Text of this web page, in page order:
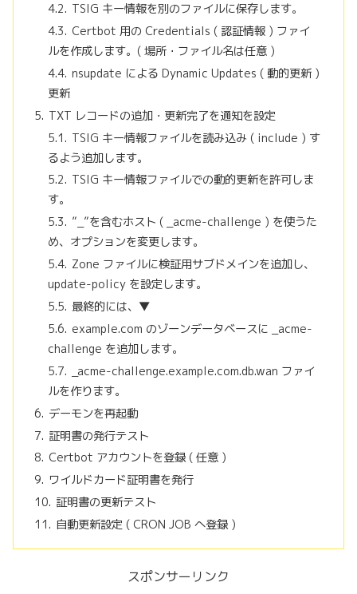
TSIG キー情報を別のファイルに保存します。
Certbot 用の Credentials ( 認証情報 ) ファイ
ルを作成します。( 場所・ファイル名は任意 )
nsupdate による Dynamic Updates ( 動的更新 )
更新
TXT レコードの追加・更新完了を通知を設定
TSIG キー情報ファイルを読み込み ( include ) す
るよう追加します。
TSIG キー情報ファイルでの動的更新を許可しま
す。
”_”を含むホスト ( _acme-challenge ) を使うた
め、オプションを変更します。
Zone ファイルに検証用サブドメインを追加し、
update-policy を設定します。
最終的には、▼
example.com のゾーンデータベースに _acme-
challenge を追加します。
_acme-challenge.example.com.db.wan ファイ
ルを作ります。
デーモンを再起動
証明書の発行テスト
Certbot アカウントを登録 ( 任意 )
ワイルドカード証明書を発行
証明書の更新テスト
自動更新設定 ( CRON JOB へ登録 )
スポンサーリンク